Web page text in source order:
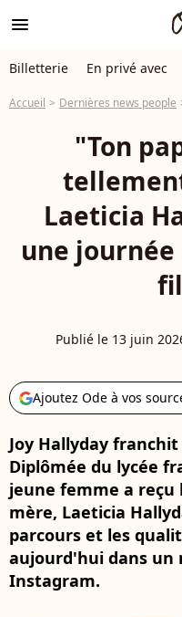
menu
Billetterie En privé avec
Accueil Dernières news people
"Ton
Laeticia
une journée
Publié le 13 juin
Ajoutez Ode à vos
Joy Hallyday
Diplômée du lycée
jeune femme a reçu
mère, Laeticia
parcours et les
aujourd'hui dans un
Instagram.